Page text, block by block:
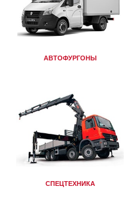
АВТОФУРГОНЫ
СПЕЦТЕХНИКА